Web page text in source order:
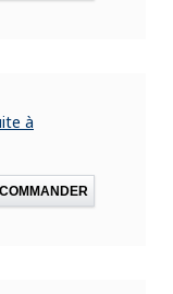
à
COMMANDER